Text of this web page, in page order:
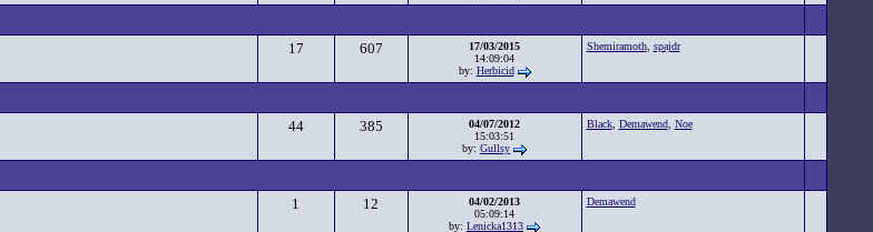
17 607
17/03/2015
14:09:04
by: Herbicid
Shemiramoth, spajdr
44 385
04/07/2012
15:03:51
by: Gullsy
Black, Demawend, Noe
1 12
04/02/2013
05:09:14
by: Lenicka1313
Demawend